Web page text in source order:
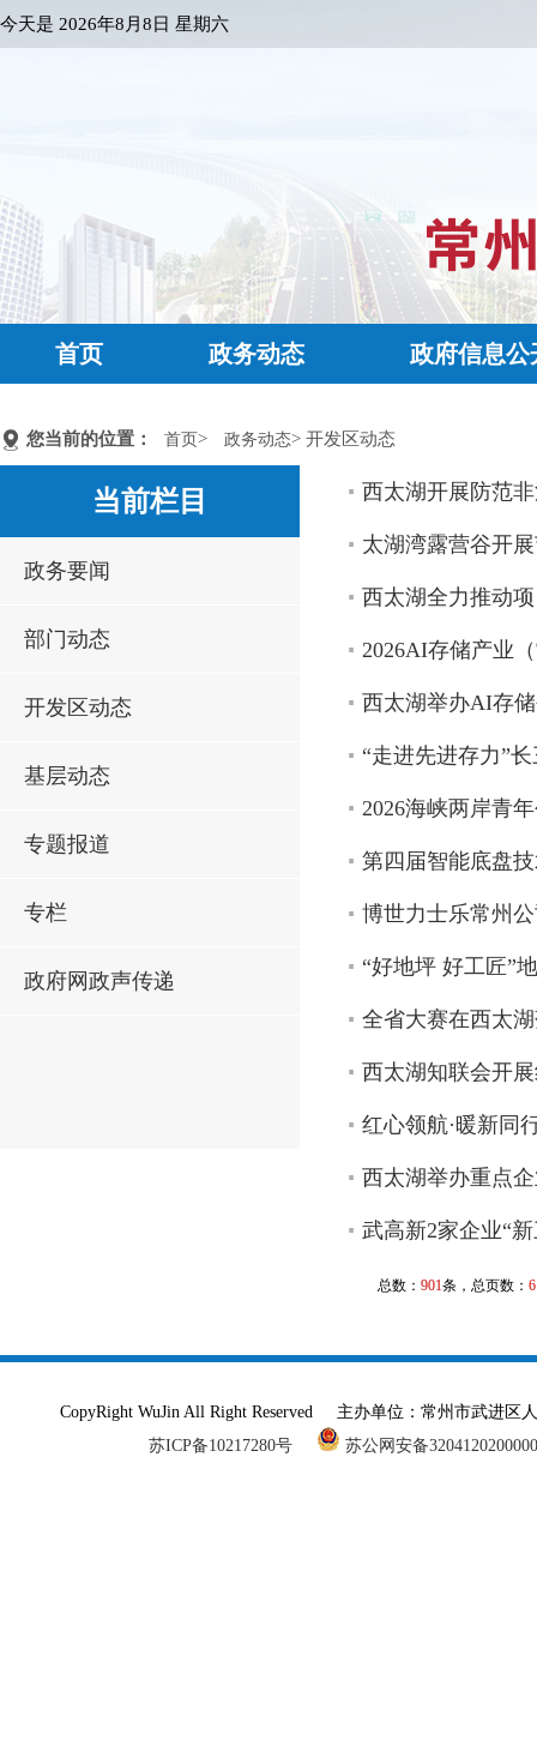
今天是 2026年8月8日 星期六
首页 政务动态 政府信息公
您当前的位置： 首页> 政务动态> 开发区动态
当前栏目
政务要闻
部门动态
开发区动态
基层动态
专题报道
专栏
政府网政声传递
西太湖开展防范
太湖湾露营谷开
西太湖全力推动
2026AI存储产业
西太湖举办AI存
“走进先进存力”
2026海峡两岸青
第四届智能底盘
博世力士乐常州
“好地坪 好工匠”
全省大赛在西太
西太湖知联会开
红心领航·暖新同
西太湖举办重点
武高新2家企业“
总数： 901条，总页数：
CopyRight WuJin All Right Reserved 主办单位：常州市武进
苏ICP备10217280号
苏公网安备